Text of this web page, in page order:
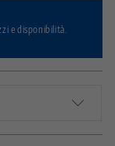
e disponibilità.